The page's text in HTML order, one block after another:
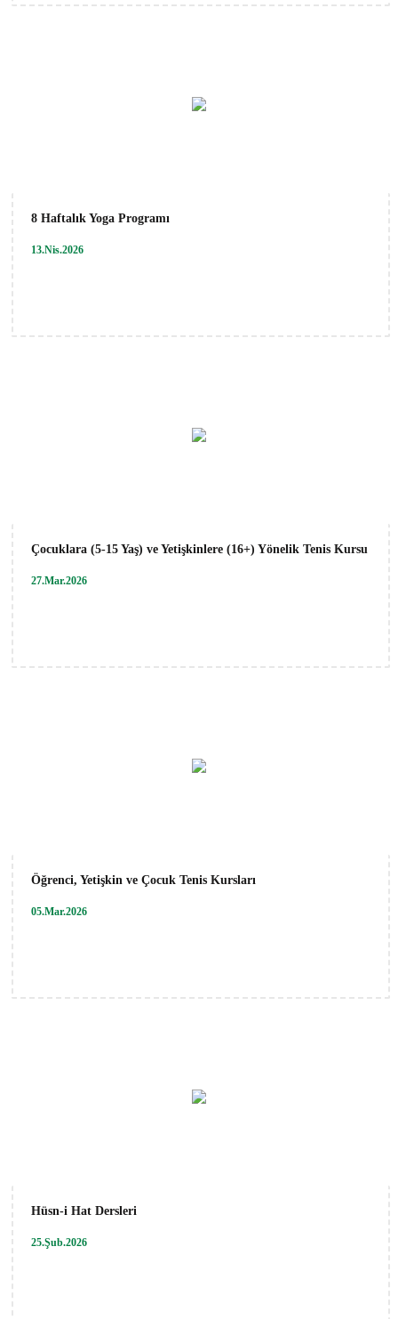
8 Haftalık Yoga Programı
13.Nis.2026
Çocuklara (5-15 Yaş) ve Yetişkinlere (16+) Yönelik Tenis Kursu
27.Mar.2026
Öğrenci, Yetişkin ve Çocuk Tenis Kursları
05.Mar.2026
Hüsn-i Hat Dersleri
25.Şub.2026